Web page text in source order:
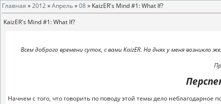
Главная »2012»Апрель»08» KaizER's Mind #1: What If?
KaizER's Mind #1: What If?
Всем доброго времени суток, с вами KaizER. На днях у меня
Начнем с того, что говорить по поводу этой темы дело